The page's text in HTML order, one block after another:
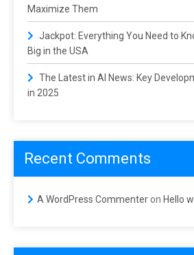
Maximize Them
Jackpot: Everything You Need to
Big in the USA
The Latest in AI News: Key
in 2025
Recent Comments
A WordPress Commenter on Hello